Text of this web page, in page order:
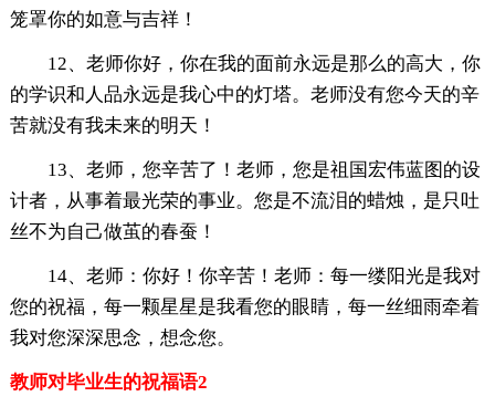
笼罩你的如意与吉祥！
12、老师你好，你在我的面前永远是那么的高大，你
的学识和人品永远是我心中的灯塔。老师没有您今天的辛
苦就没有我未来的明天！
13、老师，您辛苦了！老师，您是祖国宏伟蓝图的设
计者，从事着最光荣的事业。您是不流泪的蜡烛，是只吐
丝不为自己做茧的春蚕！
14、老师：你好！你辛苦！老师：每一缕阳光是我对
您的祝福，每一颗星星是我看您的眼睛，每一丝细雨牵着
我对您深深思念，想念您。
教师对毕业生的祝福语2